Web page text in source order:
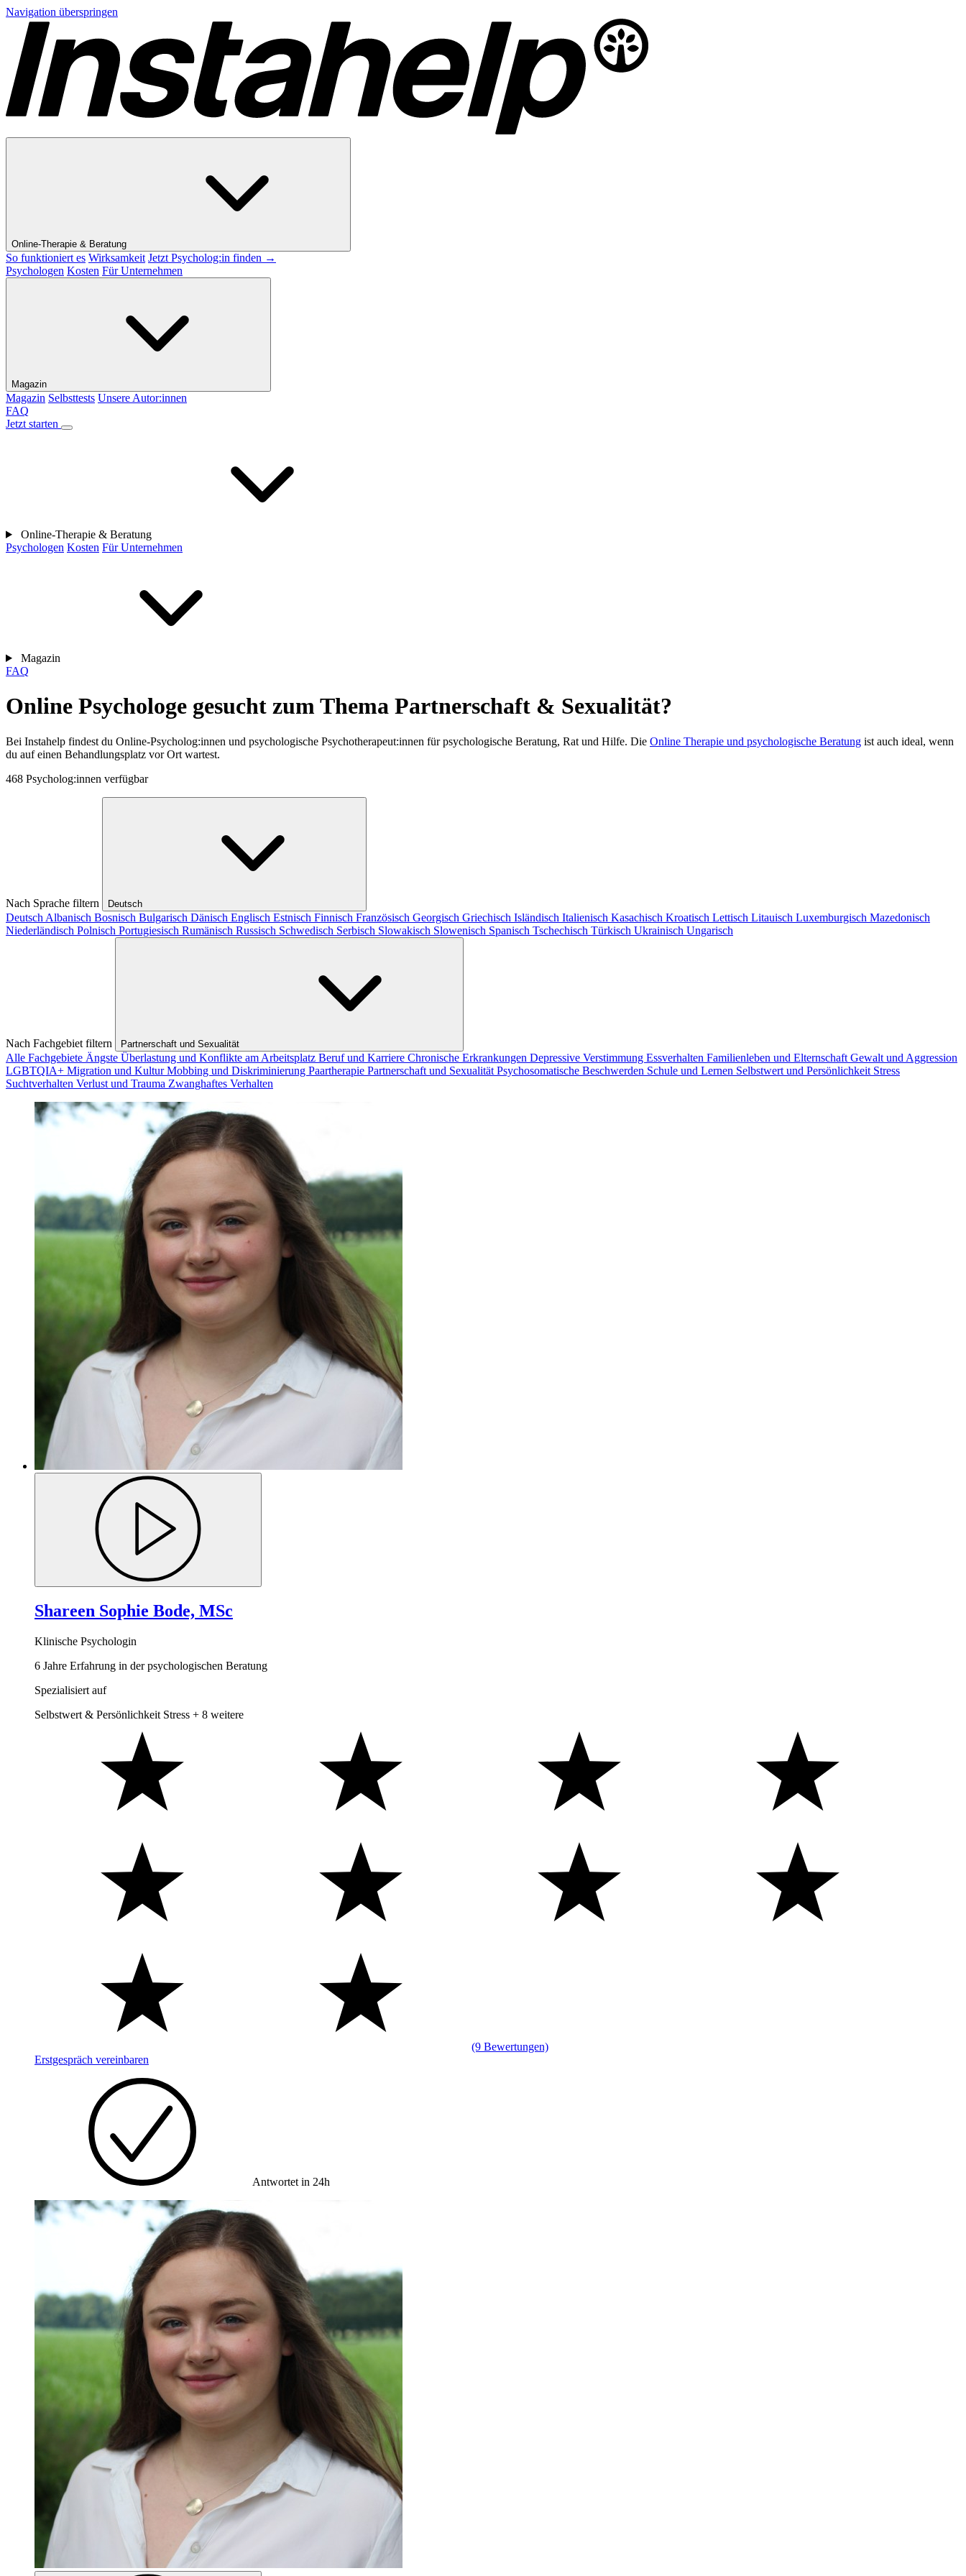
Navigation überspringen
Online-Therapie & Beratung
So funktioniert es Wirksamkeit Jetzt Psycholog:in finden →
Psychologen Kosten Für Unternehmen
Magazin
Magazin Selbsttests Unsere Autor:innen
FAQ
Jetzt starten
Online-Therapie & Beratung
Psychologen Kosten Für Unternehmen
Magazin
FAQ
Online Psychologe gesucht zum Thema Partnerschaft & Sexualität?
Bei Instahelp findest du Online-Psycholog:innen und psychologische Psychotherapeut:innen für psychologische Beratung, Rat und Hilfe. Die Online Therapie und psychologische Beratung ist auch ideal, wenn
du auf einen Behandlungsplatz vor Ort wartest.
468 Psycholog:innen verfügbar
Nach Sprache filtern Deutsch
Deutsch Albanisch Bosnisch Bulgarisch Dänisch Englisch Estnisch Finnisch Französisch Georgisch Griechisch Isländisch Italienisch Kasachisch Kroatisch Lettisch Litauisch Luxemburgisch Mazedonisch
Niederländisch Polnisch Portugiesisch Rumänisch Russisch Schwedisch Serbisch Slowakisch Slowenisch Spanisch Tschechisch Türkisch Ukrainisch Ungarisch
Nach Fachgebiet filtern Partnerschaft und Sexualität
Alle Fachgebiete Ängste Überlastung und Konflikte am Arbeitsplatz Beruf und Karriere Chronische Erkrankungen Depressive Verstimmung Essverhalten Familienleben und Elternschaft Gewalt und Aggression
LGBTQIA+ Migration und KulturMobbing und Diskriminierung Paartherapie Partnerschaft und Sexualität Psychosomatische Beschwerden Schule und Lernen Selbstwert und Persönlichkeit Stress
Suchtverhalten Verlust und Trauma Zwanghaftes Verhalten
Shareen Sophie Bode, MSc
Klinische Psychologin
6 Jahre Erfahrung in der psychologischen Beratung
Spezialisiert auf
Selbstwert & Persönlichkeit Stress + 8 weitere
(9 Bewertungen)
Erstgespräch vereinbaren
Antwortet in 24h